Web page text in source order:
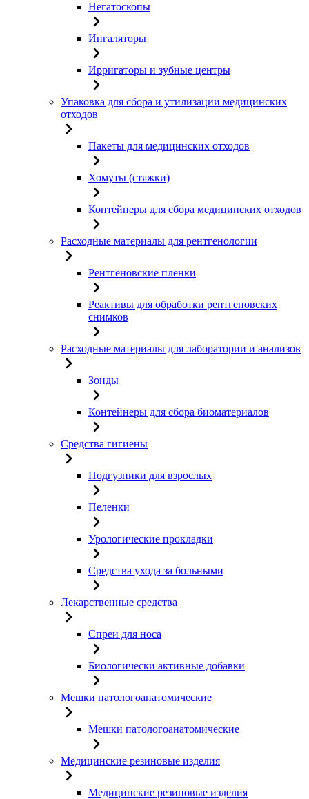
Негатоскопы
Ингаляторы
Ирригаторы и зубные центры
Упаковка для сбора и утилизации медицинских
отходов
Пакеты для медицинских отходов
Хомуты (стяжки)
Контейнеры для сбора медицинских отходов
Расходные материалы для рентгенологии
Рентгеновские пленки
Реактивы для обработки рентгеновских
снимков
Расходные материалы для лаборатории и анализов
Зонды
Контейнеры для сбора биоматериалов
Средства гигиены
Подгузники для взрослых
Пеленки
Урологические прокладки
Средства ухода за больными
Лекарственные средства
Спреи для носа
Биологически активные добавки
Мешки патологоанатомические
Мешки патологоанатомические
Медицинские резиновые изделия
Медицинские резиновые изделия